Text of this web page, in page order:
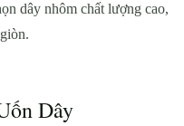
dây nhôm chất lượng cao,
Dây